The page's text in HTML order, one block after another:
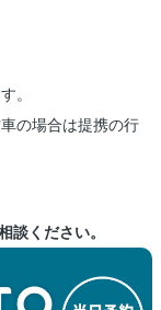
。
の場合は提携の行
談ください。